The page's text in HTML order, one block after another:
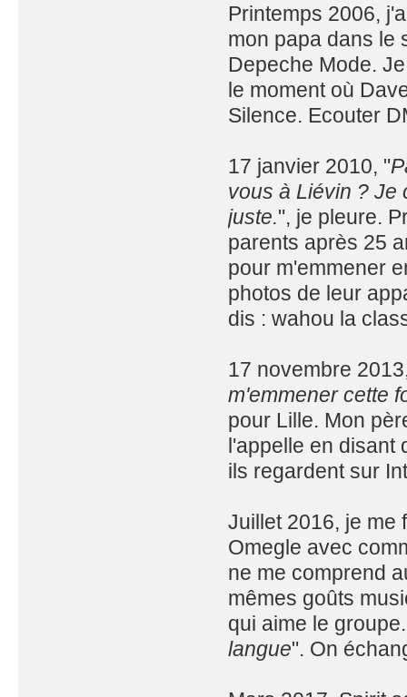
Printemps 2006,
mon papa dans le
Depeche Mode.
le moment où
Silence. Ecouter
17 janvier 2010, "
vous à Liévin ? Je
juste.", je pleure.
parents après 25
pour m'emmener
photos de leur
dis : wahou la
17 novembre
m'emmener cette
pour Lille. Mon
l'appelle en disant
ils regardent sur
Juillet 2016, je me
Omegle avec
ne me comprend
mêmes goûts
qui aime le
langue". On